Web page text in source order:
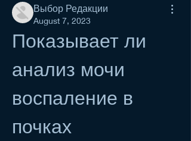
Выбор Редакции
August 7, 2023
Показывает ли
анализ мочи
воспаление в
почках